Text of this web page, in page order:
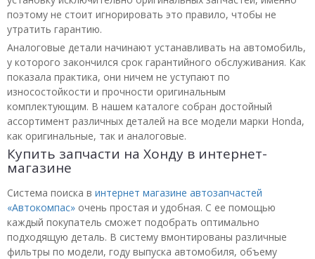
поэтому не стоит игнорировать это правило, чтобы не
утратить гарантию.
Аналоговые детали начинают устанавливать на автомобиль,
у которого закончился срок гарантийного обслуживания. Как
показала практика, они ничем не уступают по
износостойкости и прочности оригинальным
комплектующим. В нашем каталоге собран достойный
ассортимент различных деталей на все модели марки Honda,
как оригинальные, так и аналоговые.
Купить запчасти на Хонду в интернет-
магазине
Система поиска в интернет магазине автозапчастей
«Автокомпас» очень простая и удобная. С ее помощью
каждый покупатель сможет подобрать оптимально
подходящую деталь. В систему вмонтированы различные
фильтры по модели, году выпуска автомобиля, объему